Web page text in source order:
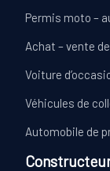
Permis moto –
Achat – vente
Voiture
Véhicules de
Automobile de